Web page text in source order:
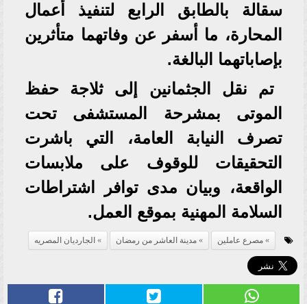
سقالة بالطابق الرابع لتنفيذ أعمال
المحارة، ما أسفر عن وفاتهما متأثرين
بإصاباتهما البالغة.
تم نقل الجثمانين إلى ثلاجة حفظ
الموتى بمشرحة المستشفى تحت
تصرف النيابة العامة، التي باشرت
التحقيقات للوقوف على ملابسات
الواقعة، وبيان مدى توافر اشتراطات
السلامة المهنية بموقع العمل.
مصرع عاملين مدينة العاشر من رمضان الجارديان المصريه